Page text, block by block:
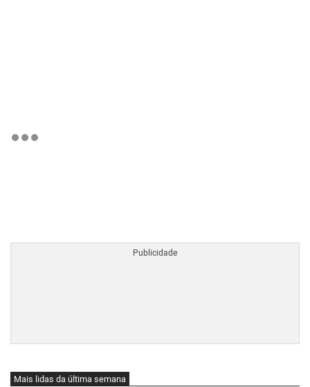
Mais lidas da última semana